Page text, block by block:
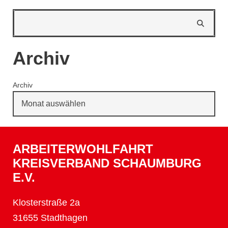
Archiv
Archiv
ARBEITERWOHLFAHRT
KREISVERBAND SCHAUMBURG
E.V.
Klosterstraße 2a
31655 Stadthagen